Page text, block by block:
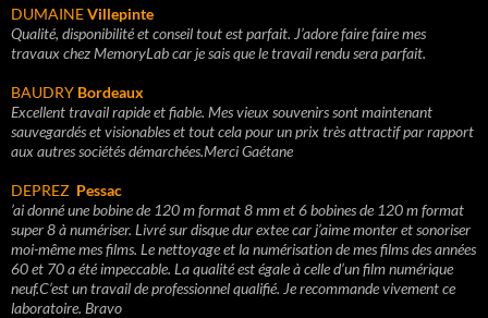
DUMAINEVillepinte
Qualité, disponibilité et conseil tout est parfait. J’adore faire faire mes
travaux chez MemoryLab car je sais que le travail rendu sera parfait.
BAUDRY Bordeaux
Excellent travail rapide et fiable. Mes vieux souvenirs sont maintenant
sauvegardés et visionables et tout cela pour un prix très attractif par rapport
aux autres sociétés démarchées.Merci Gaétane
DEPREZ Pessac
’ai donné une bobine de 120 m format 8 mm et 6 bobines de 120 m format
super 8 à numériser. Livré sur disque dur extee car j’aime monter et sonoriser
moi-même mes films. Le nettoyage et la numérisation de mes films des années
60 et 70 a été impeccable. La qualité est égale à celle d’un film numérique
neuf.C’est un travail de professionnel qualifié. Je recommande vivement ce
laboratoire. Bravo